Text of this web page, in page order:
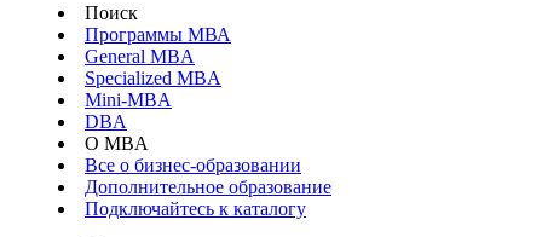
Поиск
Программы МВА
General MBA
Specialized MBA
Mini-MBA
DBA
О MBA
Все о бизнес-образовании
Дополнительное образование
Подключайтесь к каталогу